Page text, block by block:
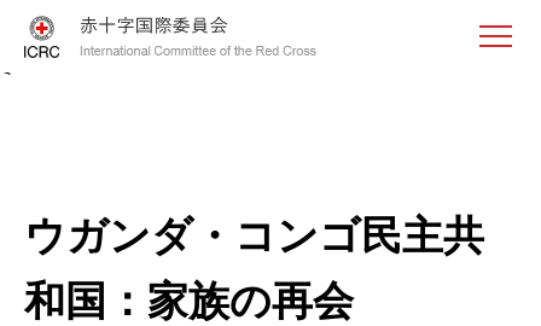
<
ウガンダ・コンゴ民主共
和国：家族の再会